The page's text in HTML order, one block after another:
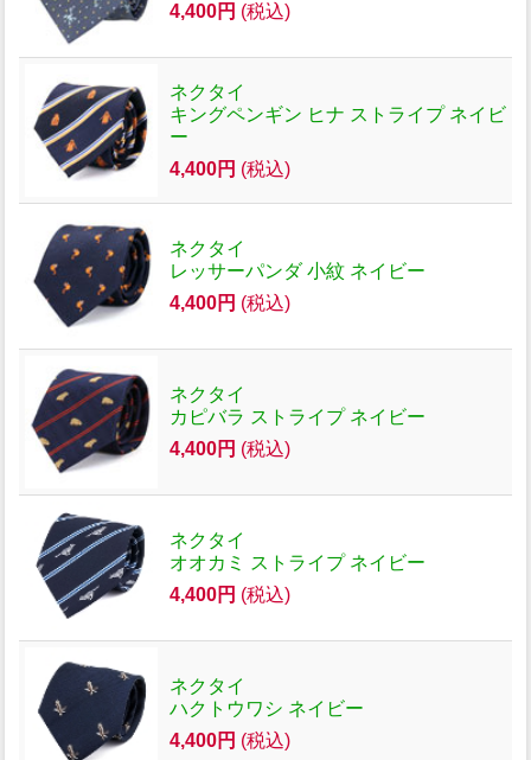
4,400円 (税込)
ネクタイ
キングペンギン ヒナ ストライプ ネイビ
ー
4,400円 (税込)
ネクタイ
レッサーパンダ 小紋 ネイビー
4,400円 (税込)
ネクタイ
カピバラ ストライプ ネイビー
4,400円 (税込)
ネクタイ
オオカミ ストライプ ネイビー
4,400円 (税込)
ネクタイ
ハクトウワシ ネイビー
4,400円 (税込)